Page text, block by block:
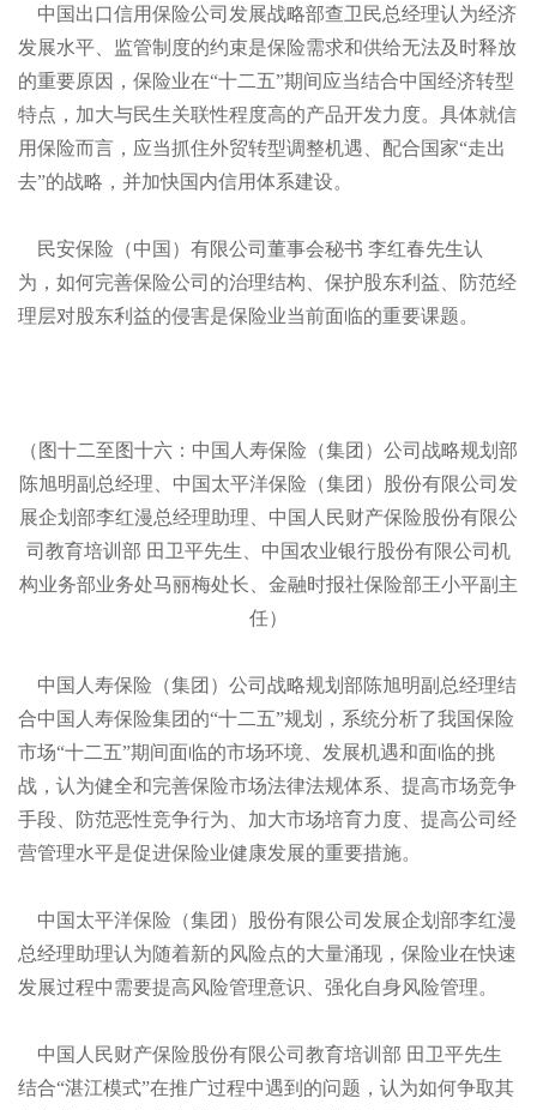
中国出口信用保险公司发展战略部查卫民总经理认为经济
发展水平、监管制度的约束是保险需求和供给无法及时释放
的重要原因，保险业在“十二五”期间应当结合中国经济转型
特点，加大与民生关联性程度高的产品开发力度。具体就信
用保险而言，应当抓住外贸转型调整机遇、配合国家“走出
去”的战略，并加快国内信用体系建设。
民安保险（中国）有限公司董事会秘书 李红春先生认
为，如何完善保险公司的治理结构、保护股东利益、防范经
理层对股东利益的侵害是保险业当前面临的重要课题。
（图十二至图十六：中国人寿保险（集团）公司战略规划部
陈旭明副总经理、中国太平洋保险（集团）股份有限公司发
展企划部李红漫总经理助理、中国人民财产保险股份有限公
司教育培训部 田卫平先生、中国农业银行股份有限公司机
构业务部业务处马丽梅处长、金融时报社保险部王小平副主
任）
中国人寿保险（集团）公司战略规划部陈旭明副总经理结
合中国人寿保险集团的“十二五”规划，系统分析了我国保险
市场“十二五”期间面临的市场环境、发展机遇和面临的挑
战，认为健全和完善保险市场法律法规体系、提高市场竞争
手段、防范恶性竞争行为、加大市场培育力度、提高公司经
营管理水平是促进保险业健康发展的重要措施。
中国太平洋保险（集团）股份有限公司发展企划部李红漫
总经理助理认为随着新的风险点的大量涌现，保险业在快速
发展过程中需要提高风险管理意识、强化自身风险管理。
中国人民财产保险股份有限公司教育培训部 田卫平先生
结合“湛江模式”在推广过程中遇到的问题，认为如何争取其